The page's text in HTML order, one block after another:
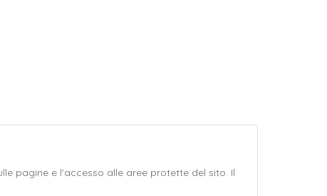
pagine e l'accesso alle aree protette del sito. Il